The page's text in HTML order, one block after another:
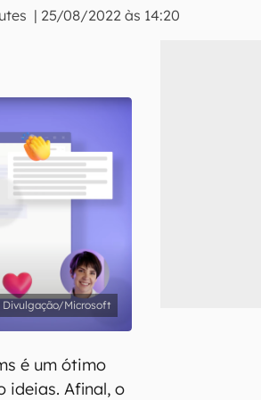
| 25/08/2022 às 14:20
Divulgação/Microsoft
é um ótimo
ideias. Afinal, o